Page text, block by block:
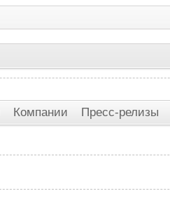
Компании Пресс-релизы